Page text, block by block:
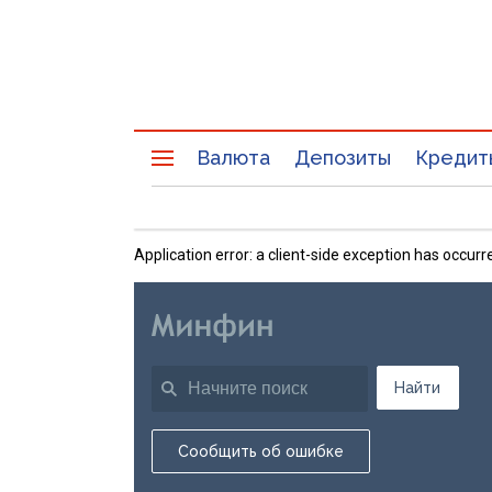
Валюта Депозиты
Application error: a client-side exception has
Найти
Сообщить об ошибке